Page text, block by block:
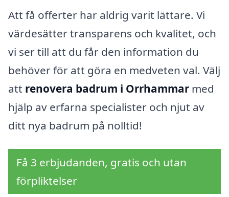
Att få offerter har aldrig varit lättare. Vi
värdesätter transparens och kvalitet, och
vi ser till att du får den information du
behöver för att göra en medveten val. Välj
att renovera badrum i Orrhammar med
hjälp av erfarna specialister och njut av
ditt nya badrum på nolltid!
Få 3 erbjudanden, gratis och utan
förpliktelser